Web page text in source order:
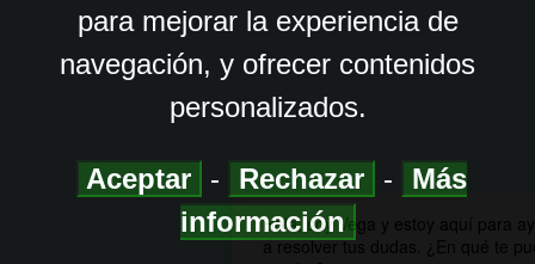
para mejorar la experiencia de
navegación, y ofrecer contenidos
personalizados.
Aceptar - Rechazar -
Más
información